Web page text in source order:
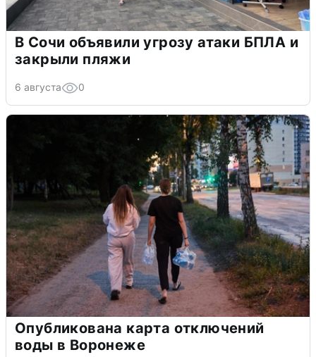
В Сочи объявили угрозу атаки БПЛА и
закрыли пляжи
6 августа 0
Опубликована карта отключений
воды в Воронеже